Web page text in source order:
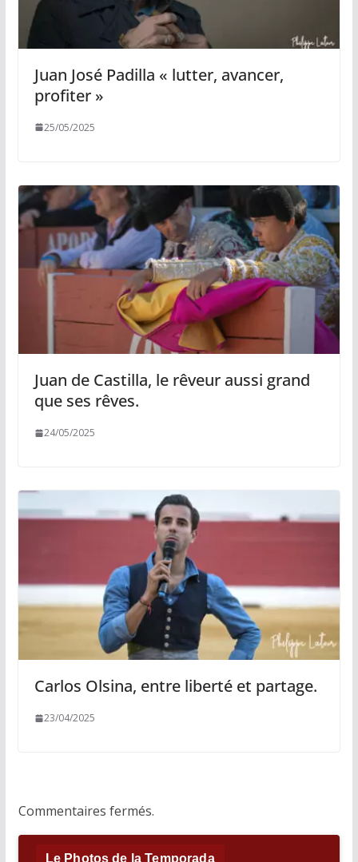
Juan José Padilla « lutter, avancer,
profiter »
25/05/2025
Juan de Castilla, le rêveur aussi grand
que ses rêves.
24/05/2025
Carlos Olsina, entre liberté et partage.
23/04/2025
Commentaires fermés.
Le Photos de la Temporada